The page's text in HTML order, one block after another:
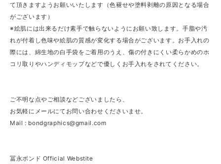
て頂きますようお願いいたします（色褪せや塗料剥離の原因となる場合
がございます）
※絵肌には出来るだけ素手で触らないようにお願い致します。手脂や汚
れが付着し色味や絵肌の質感が変化する場合がございます。お手入れの
際には、綿生地の白手袋をご着用のうえ、傷の付きにくい柔らかめのホ
コリ取りやハンディモップなどで優しくお手入れをされてください。
ご不明な点やご相談などございましたら、
お気軽にメールにてお問い合わせくださいませ。
Mail : bondgraphics@gmail.com
冨永ボンド Official Webstite